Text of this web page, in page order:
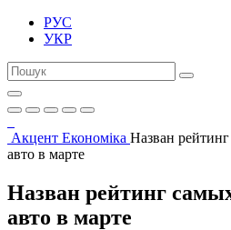
РУС
УКР
Акцент Економіка Назван
авто в марте
Назван рейтинг
авто в марте